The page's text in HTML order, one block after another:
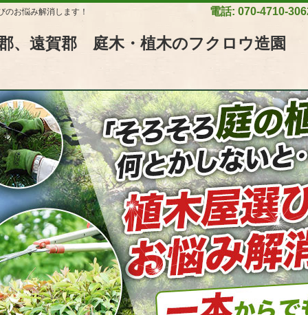
お悩み解消します！ 電話: 070-4710-
、遠賀郡 庭木・植木のフクロウ造園